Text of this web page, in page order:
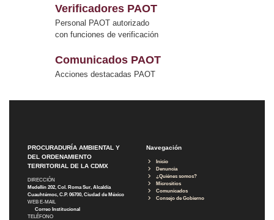
Verificadores PAOT
Personal PAOT autorizado
con funciones de verificación
Comunicados PAOT
Acciones destacadas PAOT
PROCURADURÍA AMBIENTAL Y
DEL ORDENAMIENTO
TERRITORIAL DE LA CDMX
DIRECCIÓN
Medellín 202, Col. Roma Sur, Alcaldía
Cuauhtémoc, C.P. 06700, Ciudad de México
WEB E-MAIL
Correo Institucional
TELÉFONO
Navegación
Inicio
Denuncia
¿Quiénes somos?
Micrositios
Comunicados
Consejo de Gobierno